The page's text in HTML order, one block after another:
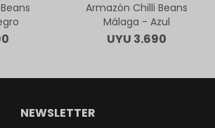
Armazón Chilli Beans
Málaga - Azul
UYU 3.690
NEWSLETTER